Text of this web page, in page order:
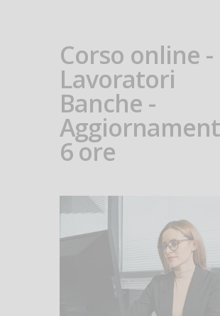
Corso online -
Lavoratori
Banche -
6 ore